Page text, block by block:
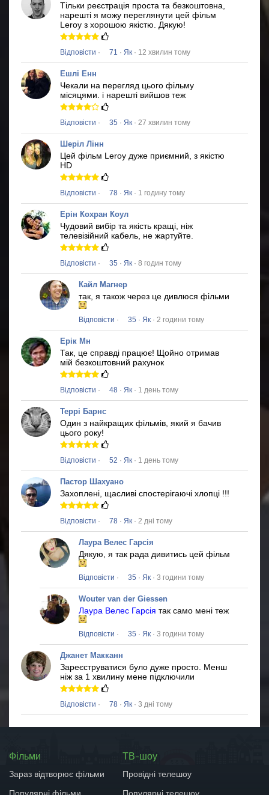
Тільки реєстрація проста та безкоштовна,
нарешті я можу переглянути цей фільм
Leroy з хорошою якістю. Дякую!
Відповісти · 71 · Як · 12 хвилин тому
Ешлі Енн
Чекали на перегляд цього фільму
місяцями. і нарешті вийшов теж
Відповісти · 35 · Як · 27 хвилин тому
Шеріл Лінн
Цей фільм Leroy дуже приємний, з якістю
HD
Відповісти · 78 · Як · 1 годину тому
Ерін Кохран Коул
Чудовий вибір та якість кращі, ніж
телевізійний кабель, не жартуйте.
Відповісти · 35 · Як · 8 годин тому
Кайл Магнер
так, я також через це дивлюся фільми
Відповісти · 35 · Як · 2 години тому
Ерік Мн
Так, це справді працює! Щойно отримав
мій безкоштовний рахунок
Відповісти · 48 · Як · 1 день тому
Террі Барнс
Один з найкращих фільмів, який я бачив
цього року!
Відповісти · 52 · Як · 1 день тому
Пастор Шахуано
Захоплені, щасливі спостерігаючі хлопці !!!
Відповісти · 78 · Як · 2 дні тому
Лаура Велес Гарсія
Дякую, я так рада дивитись цей фільм
Відповісти · 35 · Як · 3 години тому
Wouter van der Giessen
Лаура Велес Гарсія так само мені теж
Відповісти · 35 · Як · 3 години тому
Джанет Макканн
Зареєструватися було дуже просто. Менш
ніж за 1 хвилину мене підключили
Відповісти · 78 · Як · 3 дні тому
Фільми
Зараз відтворює фільми
ТВ-шоу
Провідні телешоу